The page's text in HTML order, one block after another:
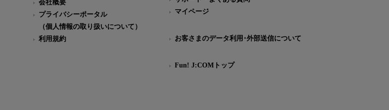
会社概要
プライバシーポータル
（個人情報の取り扱いについて）
利用規約
マイページ
お客さまのデータ利用･外部送信について
Fun! J:COMトップ